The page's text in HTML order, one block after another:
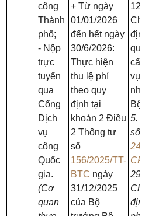
công
Thành
phố;
- Nộp
trực
tuyến
qua
Cổng
Dịch
vụ
công
Quốc
gia.
(Cơ
quan
+ Từ ngày
01/01/2026
đến hết ngày
30/6/2026:
Thực hiện
thu lệ phí
theo quy
định tại
khoản 2 Điều
2 Thông tư
số
156/2025/TT-
BTC ngày
31/12/2025
của Bộ
12/6/
Chính
định
cấp
vực
nhà
Bộ
5.
số
24/
CP
29/4/
Chính
định